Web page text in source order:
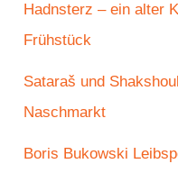
Hadnsterz – ein alter
Frühstück
Sataraš und
Naschmarkt
Boris Bukowski